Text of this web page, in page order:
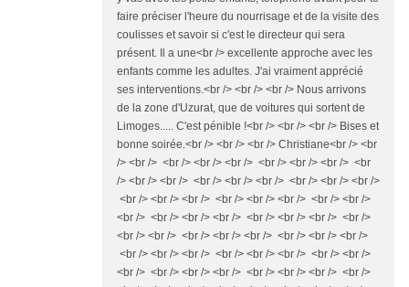
faire préciser l'heure du nourrisage et de la visite des
coulisses et savoir si c'est le directeur qui sera
présent. Il a une<br /> excellente approche avec les
enfants comme les adultes. J'ai vraiment apprécié
ses interventions.<br /> <br /> <br /> Nous arrivons
de la zone d'Uzurat, que de voitures qui sortent de
Limoges..... C'est pénible !<br /> <br /> <br /> Bises et
bonne soirée.<br /> <br /> <br /> Christiane<br /> <br
/> <br /> <br /> <br /> <br /> <br /> <br /> <br /> <br
/> <br /> <br /> <br /> <br /> <br /> <br /> <br /> <br />
<br /> <br /> <br /> <br /> <br /> <br /> <br /> <br />
<br /> <br /> <br /> <br /> <br /> <br /> <br /> <br />
<br /> <br /> <br /> <br /> <br /> <br /> <br /> <br />
<br /> <br /> <br /> <br /> <br /> <br /> <br /> <br />
<br /> <br /> <br /> <br /> <br /> <br /> <br /> <br />